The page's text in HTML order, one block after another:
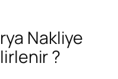
Nakliye
?